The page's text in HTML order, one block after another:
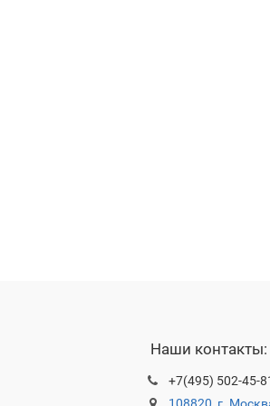
Наши контакты:
+7(495) 502-45-